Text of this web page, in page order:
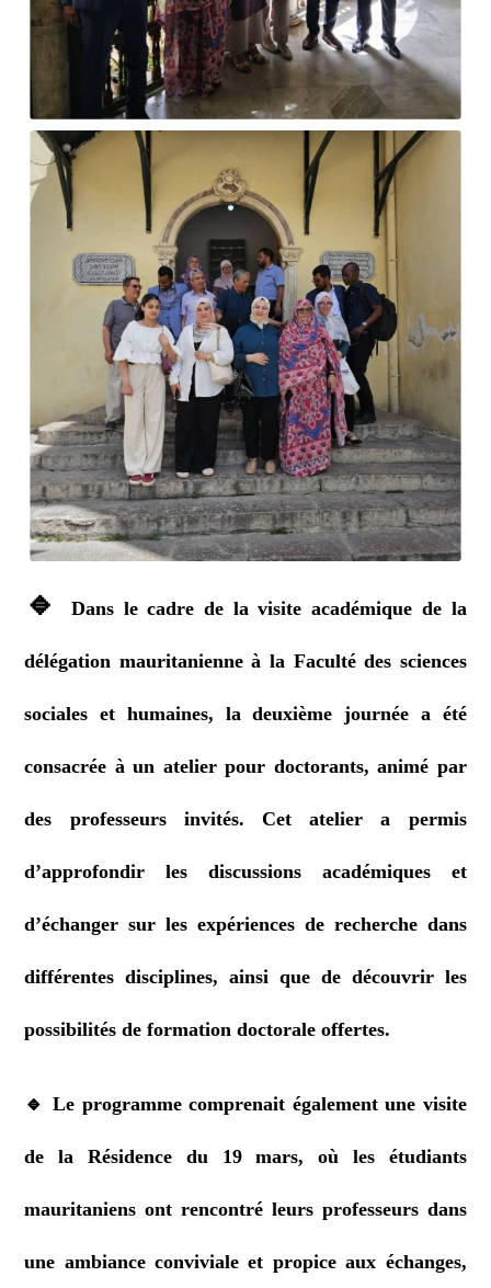
🔹 Dans le cadre de la visite académique de la
délégation mauritanienne à la Faculté des sciences
sociales et humaines, la deuxième journée a été
consacrée à un atelier pour doctorants, animé par
des professeurs invités. Cet atelier a permis
d’approfondir les discussions académiques et
d’échanger sur les expériences de recherche dans
différentes disciplines, ainsi que de découvrir les
possibilités de formation doctorale offertes.
🔹 Le programme comprenait également une visite
de la Résidence du 19 mars, où les étudiants
mauritaniens ont rencontré leurs professeurs dans
une ambiance conviviale et propice aux échanges,